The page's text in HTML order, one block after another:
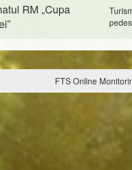
RM „Cupa
FTS Online